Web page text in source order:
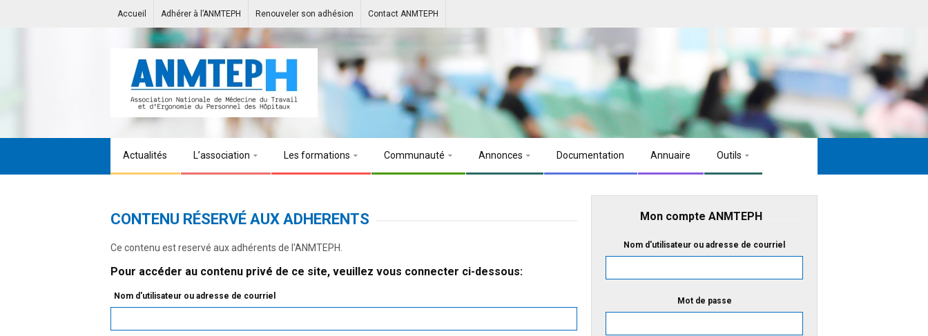
Accueil Adhérer à l’ANMTEPH Renouveler son adhésion Contact ANMTEPH
Actualités L’association Les formations Communauté Annonces Documentation Annuaire Outils
CONTENU RÉSERVÉ AUX ADHERENTS
Ce contenu est reservé aux adhérents de l'ANMTEPH.
Pour accéder au contenu privé de ce site, veuillez vous connecter ci-dessous:
Nom d'utilisateur ou adresse de courriel
Mon compte ANMTEPH
Nom d'utilisateur ou adresse de courriel
Mot de passe